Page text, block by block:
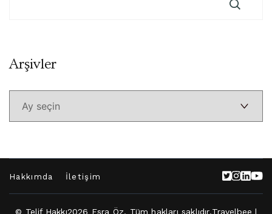
ArşivlerArşivler
Hakkımda İletişim
© Telif Hakkı2026 Esra Öz. Tüm hakları saklıdır.Travelbee |